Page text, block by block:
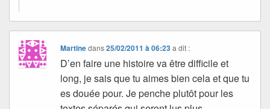
Martinedans25/02/2011 à 06:23 a dit :
D’en faire une histoire va être difficile et
long, je sais que tu aimes bien cela et que tu
es douée pour. Je penche plutôt pour les